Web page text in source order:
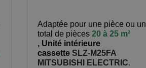
Adaptée pour une pièce ou un
total de pièces 20 à 25 m²
, Unité intérieure
cassette SLZ-M25FA
MITSUBISHI ELECTRIC.